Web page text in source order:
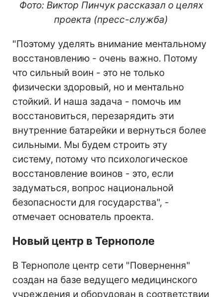
Фото: Виктор Пинчук рассказал о целях
проекта (пресс-служба)
"Поэтому уделять внимание ментальному
восстановлению - очень важно. Потому
что сильный воин - это не только
физически здоровый, но и ментально
стойкий. И наша задача - помочь им
восстановиться, перезарядить эти
внутренние батарейки и вернуться более
сильными. Мы будем строить эту
систему, потому что психологическое
восстановление воинов - это, если
задуматься, вопрос национальной
безопасности для государства", -
отмечает основатель проекта.
Новый центр в Тернополе
В Тернополе центр сети "Повернення"
создан на базе ведущего медицинского
учреждения и оборудован в соответствии